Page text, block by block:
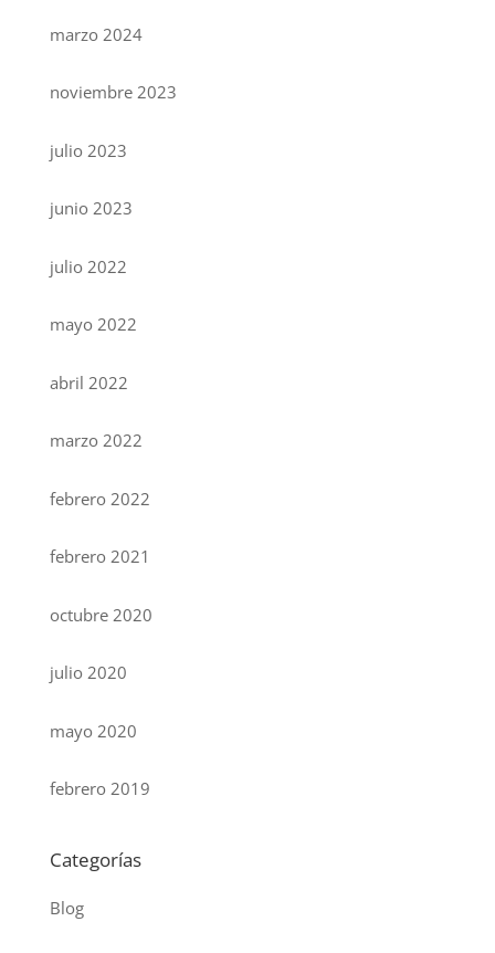
marzo 2024
noviembre 2023
julio 2023
junio 2023
julio 2022
mayo 2022
abril 2022
marzo 2022
febrero 2022
febrero 2021
octubre 2020
julio 2020
mayo 2020
febrero 2019
Categorías
Blog